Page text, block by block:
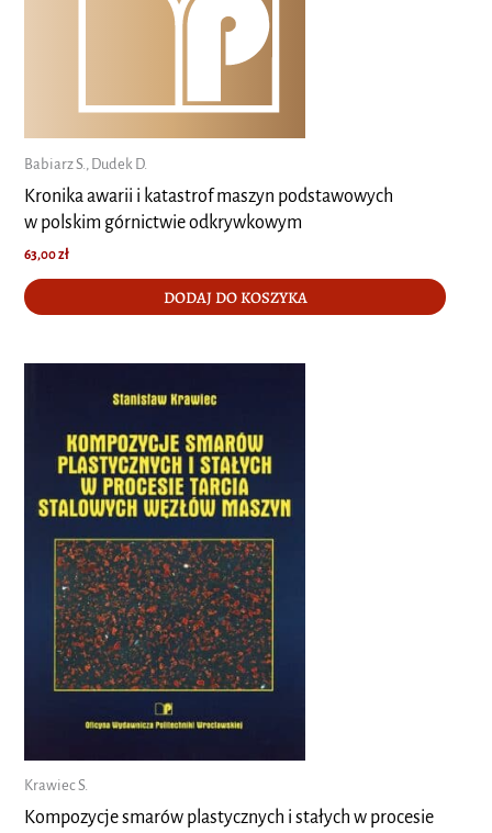
Babiarz S., Dudek D.
Kronika awarii i katastrof maszyn podstawowych
w polskim górnictwie odkrywkowym
63,00zł
DODAJ DO KOSZYKA
Krawiec S.
Kompozycje smarów plastycznych i stałych w procesie